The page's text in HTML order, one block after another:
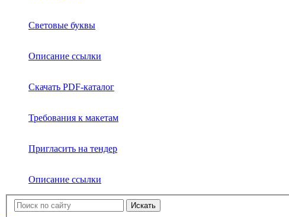
Световые буквы
Описание ссылки
Скачать PDF-каталог
Требования к макетам
Пригласить на тендер
Описание ссылки
Искать